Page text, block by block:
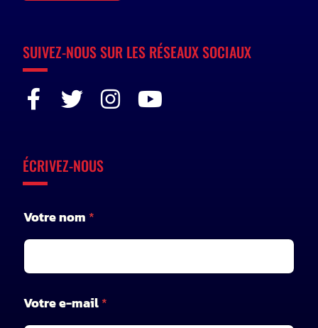
SUIVEZ-NOUS SUR LES RÉSEAUX SOCIAUX
ÉCRIVEZ-NOUS
Votre nom *
e
s
Votre e-mail*